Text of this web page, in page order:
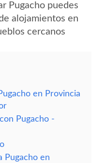
Pugacho puedes
alojamientos en
cercanos
en Provincia
Pugacho -
Pugacho en